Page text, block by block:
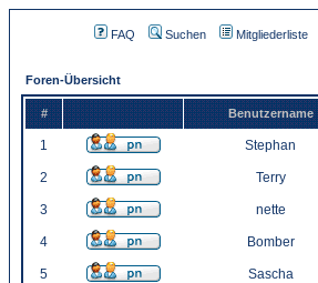
FAQ Suchen Mitgliederliste
Foren-Übersicht
# Benutzername
1 Stephan
2 Terry
3 nette
4 Bomber
5 Sascha